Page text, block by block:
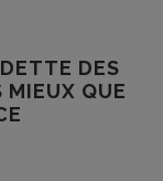
DES
MIEUX QUE